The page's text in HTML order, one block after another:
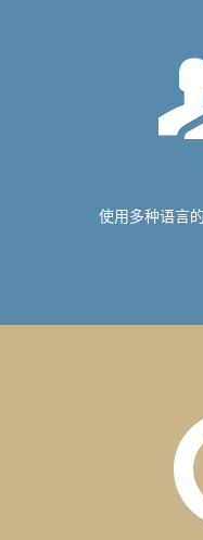
使用多种语言